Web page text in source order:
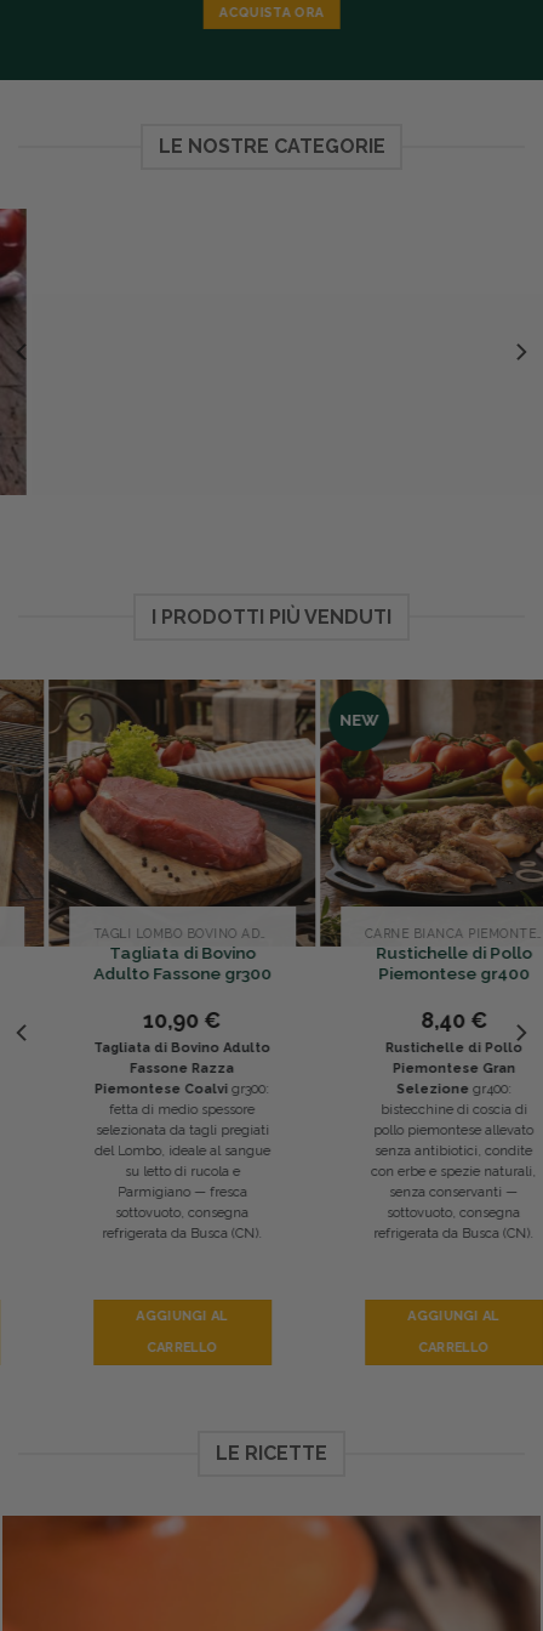
ACQUISTA ORA
LE NOSTRE CATEGORIE
I PRODOTTI PIÙ VENDUTI
TAGLI LOMBO BOVINO ADULTO
Tagliata di Bovino
Adulto Fassone gr300
10,90€
Tagliata di Bovino Adulto
Fassone Razza
Piemontese Coalvi gr300:
fetta di medio spessore
selezionata da tagli pregiati
del Lombo, ideale al sangue
su letto di rucola e
Parmigiano — fresca
sottovuoto, consegna
refrigerata da Busca (CN).
AGGIUNGI AL
CARRELLO
NEW
CARNE BIANCA PIEMONTESE
Rustichelle di Pollo
Piemontese gr400
8,40€
Rustichelle di Pollo
Piemontese Gran
Selezionegr400:
bistecchine di coscia di
pollo piemontese allevato
senza antibiotici, condite
con erbe e spezie naturali,
senza conservanti —
sottovuoto, consegna
refrigerata da Busca (CN).
AGGIUNGI AL
CARRELLO
LE RICETTE